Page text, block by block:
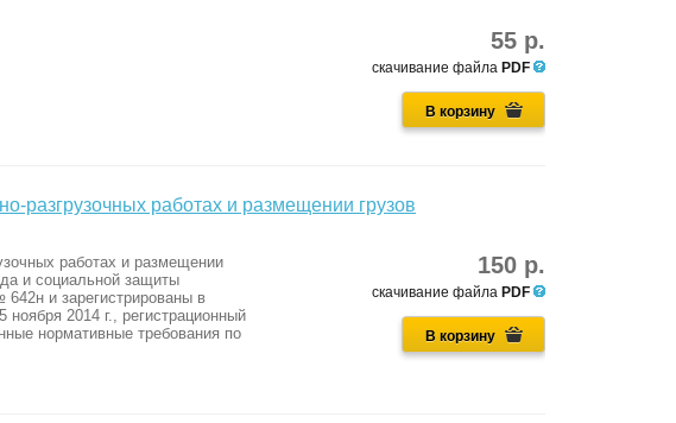
55 р.
скачивание файла PDF
В корзину
разгрузочных работах и размещении грузов
150 р.
скачивание файла PDF
В корзину
работах и размещении
и социальной защиты
и зарегистрированы в
2014 г., регистрационный
нормативные требования по